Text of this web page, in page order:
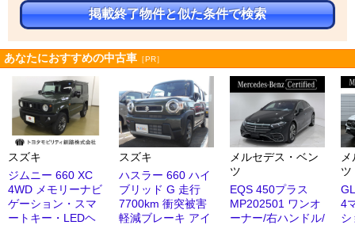
掲載終了物件と似た条件で検索
あなたにおすすめの中古車 ［PR］
スズキ
ジムニー 660 XC
4WD メモリーナビ
ゲーション・スマ
ートキー・LEDヘ
スズキ
ハスラー 660 ハイ
ブリッド G 走行
7700km 衝突被害
軽減ブレーキ アイ
メルセデス・ベン
ツ
EQS 450プラス
MP202501 ワンオ
ーナー/右ハンドル/
ツ
4
シ